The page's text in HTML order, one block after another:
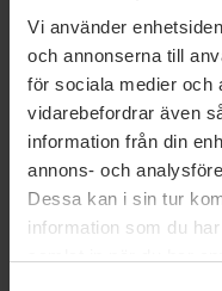
Vi använder
och annonserna till
för sociala medier och
vidarebefordrar även
information från din
annons- och
Dessa kan i sin tur
information som du
Vi har
frågor
Sök
efter